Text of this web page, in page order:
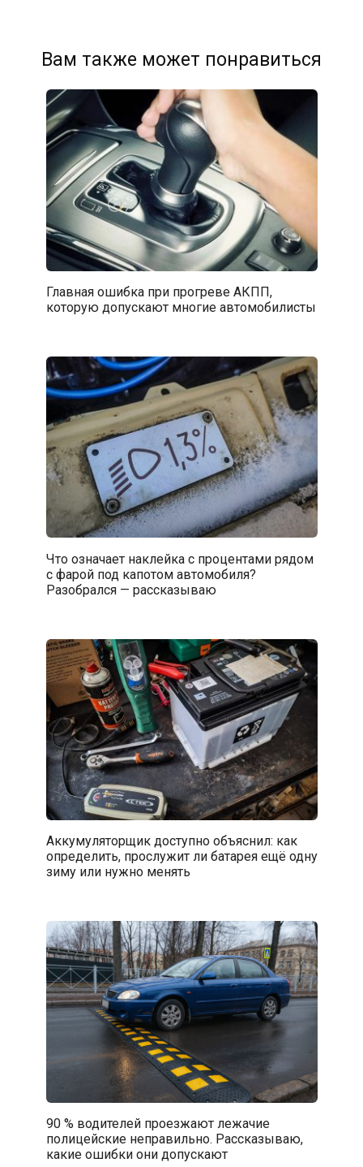
Вам также может понравиться
Главная ошибка при прогреве АКПП,
которую допускают многие автомобилисты
Что означает наклейка с процентами рядом
с фарой под капотом автомобиля?
Разобрался — рассказываю
Аккумуляторщик доступно объяснил: как
определить, прослужит ли батарея ещё одну
зиму или нужно менять
90 % водителей проезжают лежачие
полицейские неправильно. Рассказываю,
какие ошибки они допускают